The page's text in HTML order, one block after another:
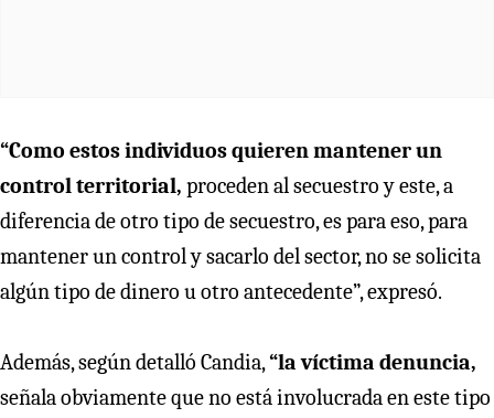
“Como estos individuos quieren mantener un
control territorial, proceden al secuestro y este, a
diferencia de otro tipo de secuestro, es para eso, para
mantener un control y sacarlo del sector, no se solicita
algún tipo de dinero u otro antecedente”, expresó.
Además, según detalló Candia,“la víctima denuncia,
señala obviamente que no está involucrada en este tipo